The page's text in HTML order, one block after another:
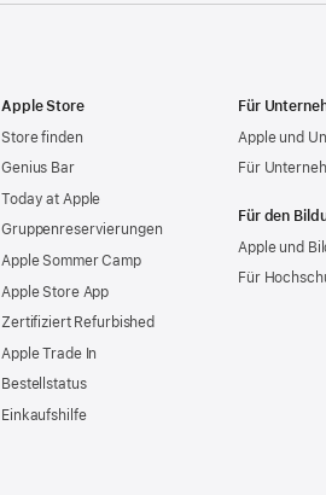
Apple Store
Store finden
Genius Bar
Today at Apple
Gruppen­reservierungen
Apple Sommer Camp
Apple Store App
Zertifiziert Refurbished
Apple Trade In
Bestellstatus
Einkaufshilfe
Für
Apple und
Für
Für den
Apple und
Für